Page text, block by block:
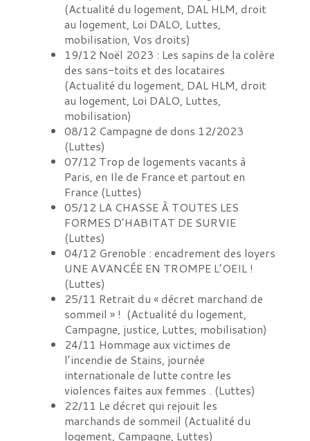
(Actualité du logement, DAL HLM, droit
au logement, Loi DALO, Luttes,
mobilisation, Vos droits)
19/12 Noël 2023 : Les sapins de la colère
des sans-toits et des locataires
(Actualité du logement, DAL HLM, droit
au logement, Loi DALO, Luttes,
mobilisation)
08/12 Campagne de dons 12/2023
(Luttes)
07/12 Trop de logements vacants à
Paris, en Ile de France et partout en
France (Luttes)
05/12 LA CHASSE À TOUTES LES
FORMES D’HABITAT DE SURVIE
(Luttes)
04/12 Grenoble : encadrement des loyers
UNE AVANCÉE EN TROMPE L’OEIL !
(Luttes)
25/11 Retrait du « décret marchand de
sommeil » ! (Actualité du logement,
Campagne, justice, Luttes, mobilisation)
24/11 Hommage aux victimes de
l’incendie de Stains, journée
internationale de lutte contre les
violences faites aux femmes . (Luttes)
22/11 Le décret qui rejouit les
marchands de sommeil (Actualité du
logement, Campagne, Luttes)